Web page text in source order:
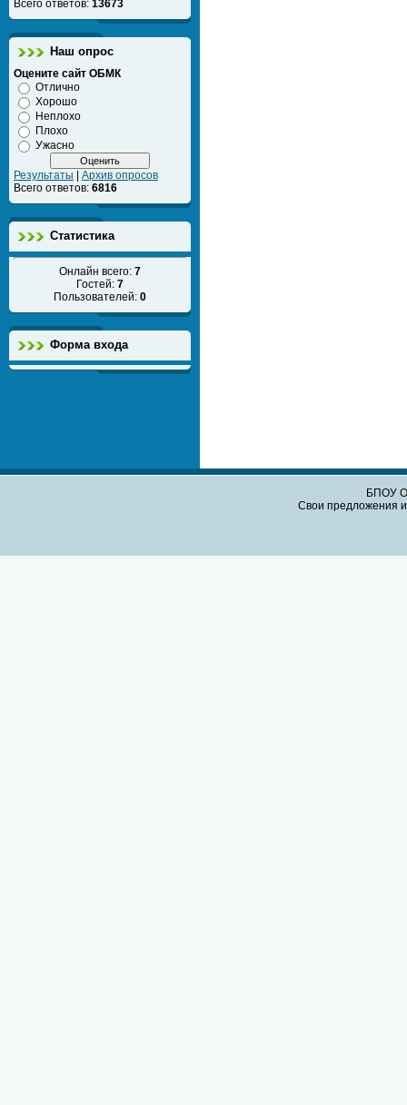
Всего ответов: 13673
Наш опрос
Оцените сайт ОБМК
Отлично
Хорошо
Неплохо
Плохо
Ужасно
Результаты
Архив опросов
Всего ответов: 6816
Статистика
Онлайн всего: 7
Гостей: 7
Пользователей: 0
Форма входа
БПОУ
Свои предложения